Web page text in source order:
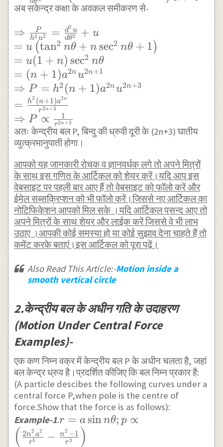
\theta)=0 \\
\Rightarrow
\frac{d u}{d
\theta}=u \tan n
\theta \cdots (2)
\theta^{2}}
{d \theta}
\tan n
\theta+u n
\sec ^{2} n
\theta \\
\Rightarrow
\frac{d^{2}
u}{d
\theta^{2}}
^{2} n
\theta+n
\sec ^{2} n
\theta\right)
अब सकेन्द्र कक्षा के अवकल समीकरण से-
\Rightarrow
\frac{P}{h^{2}
u^{2}}
=\frac{d^{2}
u}{d
\theta^{2}}+u
\\ =u\left(\tan
^{2} n
\theta+n \sec
^{2} n
\theta+1\right)
\\ =u(1+n)
\sec ^{2} n
\theta \\ =
(n+1) a^{2 n}
u^{2n+1} \\
\Rightarrow P
a^{2 n}
u^{2n+3} \\
=\frac{h^{2}
(n+1) a^{2 n}}
{r^{2 n+3}} \\
\Rightarrow P
\propto
\frac{1}{r^{2
n+3}}
⇒ h2 u2
P = dθ2
d2 u + u
= u (tan2 nθ + n sec2 nθ + 1)
= u(1 + n) sec2 nθ
= (n + 1)a2n u2n+1
⇒ P = h2 (n + 1)a2n u2n+3
= r2n+3
h2 (n+1 )a2n
⇒ P ∝ r2n+3
1
अतः केन्द्रीय बल P, बिन्दु की ध्रुवी दूरी के (2n+3) घातीय
व्युत्क्रमानुपाती होगा।
आपको यह जानकारी रोचक व ज्ञानवर्धक लगे तो अपने मित्रों
के साथ इस गणित के आर्टिकल को शेयर करें।यदि आप इस
वेबसाइट पर पहली बार आए हैं तो वेबसाइट को फॉलो करें और
ईमेल सब्सक्रिप्शन को भी फॉलो करें।जिससे नए आर्टिकल का
नोटिफिकेशन आपको मिल सके ।यदि आर्टिकल पसन्द आए तो
अपने मित्रों के साथ शेयर और लाईक करें जिससे वे भी लाभ
उठाए ।आपकी कोई समस्या हो या कोई सुझाव देना चाहते हैं तो
कमेंट करके बताएं।इस आर्टिकल को पूरा पढ़ें।
Also Read This Article:-Motion inside a
smooth vertical circle
2.केन्द्रीय बल के अधीन गति के उदाहरण
(Motion Under Central Force
Examples)-
एक कण निम्न वक्र में केन्द्रीय बल P के अधीन चलता है, जहां
बल केन्द्र ध्रुव है।प्रदर्शित कीजिए कि बल निम्न प्रकार है:
(A particle descibes the following curves under a
central force P,when pole is the centre of
force.Show that the force is as follows):
Example-1.r=a \sin n
\theta ; p
r = asin nθ; p ∝
( r5
2n2 a2 − r3
n2 −1 )